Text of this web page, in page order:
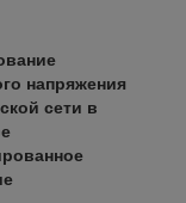
напряжения
сети в